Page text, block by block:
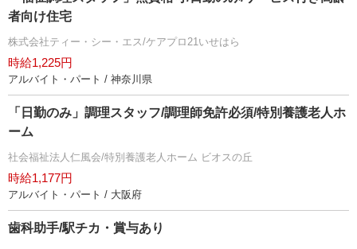
者向け住宅
株式会社ティー・シー・エス/ケアプロ21いせはら
時給1,225円
アルバイト・パート / 神奈川県
「日勤のみ」調理スタッフ/調理師免許必須/特別養護老人ホ
ーム
社会福祉法人仁風会/特別養護老人ホーム ビオスの丘
時給1,177円
アルバイト・パート / 大阪府
歯科助手/駅チカ・賞与あり